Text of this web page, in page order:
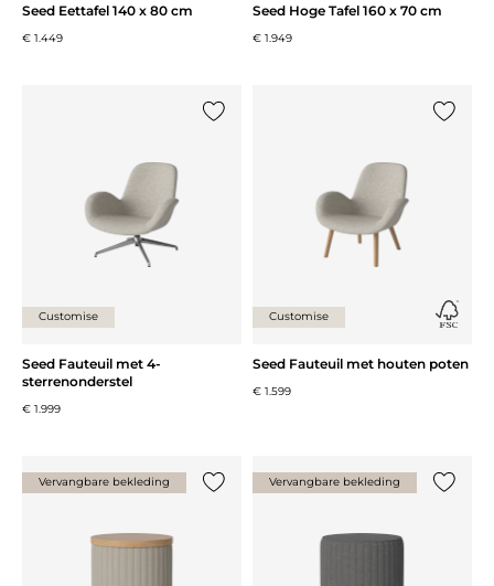
Seed Eettafel 140 x 80 cm
€ 1.449
Seed Hoge Tafel 160 x 70 cm
€ 1.949
Customise
Seed Fauteuil met 4-
sterrenonderstel
€ 1.999
Customise
Seed Fauteuil met houten poten
€ 1.599
Vervangbare bekleding Vervangbare bekleding